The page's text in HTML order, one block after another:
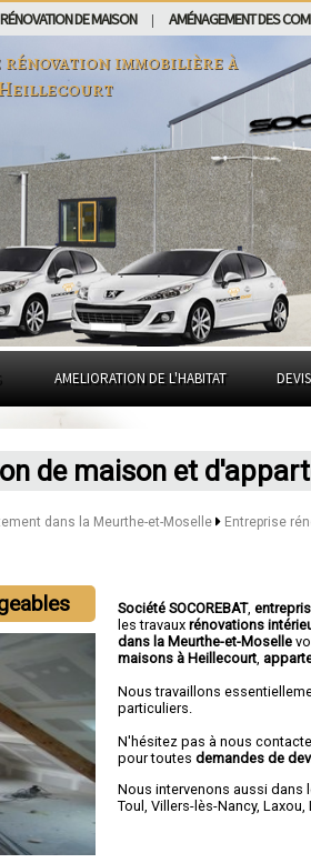
RÉNOVATION DE MAISON AMÉNAGEMENT DES
immobilière à
AMELIORATION DE L'HABITAT
de maison et
dans la Meurthe-et-Moselle Entreprise
Société SOCOREBAT,
les travauxrénovations
dans la Meurthe-et-Moselle
maisons à Heillecourt
Nous travaillons
particuliers.
N'hésitez pas à nous
pour toutesdemandes de
Nous intervenons aussi dans
Toul ,Villers-lès-Nancy,Laxou ,